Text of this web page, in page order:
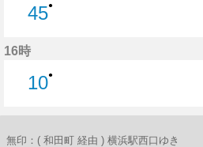
45●
16時
10●
無印：( 和田町 経由 ) 横浜駅西口ゆき